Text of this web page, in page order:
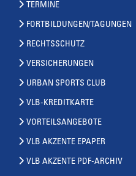
TERMINE
FORTBILDUNGEN/TAGUNGEN
RECHTSSCHUTZ
VERSICHERUNGEN
URBAN SPORTS CLUB
VLB-KREDITKARTE
VORTEILSANGEBOTE
VLB AKZENTE EPAPER
VLB AKZENTE PDF-ARCHIV